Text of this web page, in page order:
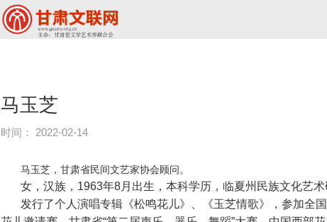
马玉芝
时间： 2022-02-14
马玉芝，甘肃省民间文艺家协会顾问。
女，汉族，1963年8月出生，本科学历，临夏州民族文化艺术
发行了个人演唱专辑《松鸣花儿》、《玉芝情歌》，参加全